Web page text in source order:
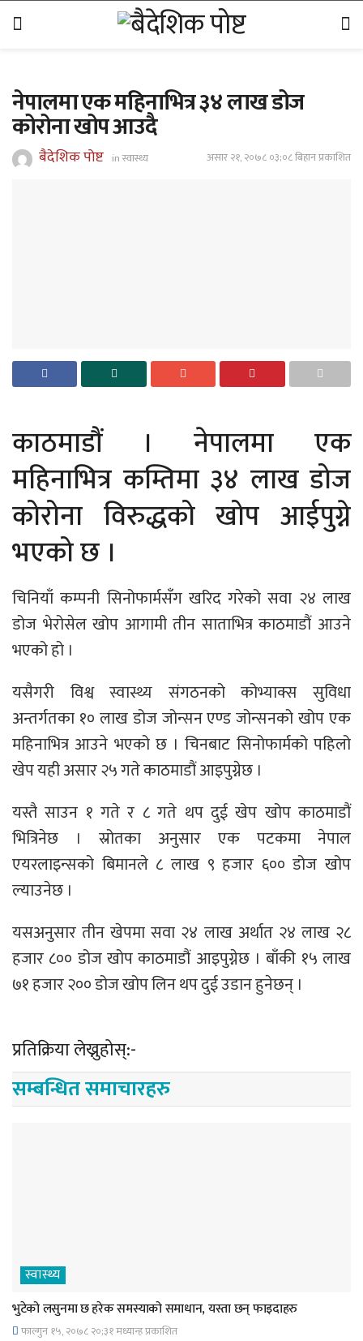
नेपालमा एक महिनाभित्र ३४ लाख डोज
कोरोना खोप आउदै
बैदेशिक पोष्ट inस्वास्थ्य असार २१, २०७८ ०३;०८ बिहान प्रकाशित
काठमाडौं । नेपालमा एक
महिनाभित्र कम्तिमा ३४ लाख डोज
कोरोना विरुद्धको खोप आईपुग्ने
भएको छ ।
चिनियाँ कम्पनी सिनोफार्मसँग खरिद गरेको सवा २४ लाख
डोज भेरोसेल खोप आगामी तीन साताभित्र काठमाडौं आउने
भएको हो ।
यसैगरी विश्व स्वास्थ्य संगठनको कोभ्याक्स सुविधा
अन्तर्गतका १० लाख डोज जोन्सन एण्ड जोन्सनको खोप एक
महिनाभित्र आउने भएको छ । चिनबाट सिनोफार्मको पहिलो
खेप यही असार २५ गते काठमाडौं आइपुग्नेछ ।
यस्तै साउन १ गते र ८ गते थप दुई खेप खोप काठमाडौं
भित्रिनेछ । स्रोतका अनुसार एक पटकमा नेपाल
एयरलाइन्सको बिमानले ८ लाख ९ हजार ६०० डोज खोप
ल्याउनेछ ।
यसअनुसार तीन खेपमा सवा २४ लाख अर्थात २४ लाख २८
हजार ८०० डोज खोप काठमाडौं आइपुग्नेछ । बाँकी १५ लाख
७१ हजार २०० डोज खोप लिन थप दुई उडान हुनेछन् ।
प्रतिक्रिया लेख्नुहोस्:-
सम्बन्धित समाचारहरु
स्वास्थ्य
भुटेको लसुनमा छ हरेक समस्याको समाधान, यस्ता छन् फाइदाहरु
फाल्गुन १५, २०७८ २०;३१ मध्यान्ह प्रकाशित